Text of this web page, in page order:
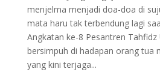
menjelma menjadi doa-doa di
mata haru tak terbendung lagi
Angkatan ke-8 Pesantren
bersimpuh di hadapan orang tua
yang kini terjaga...